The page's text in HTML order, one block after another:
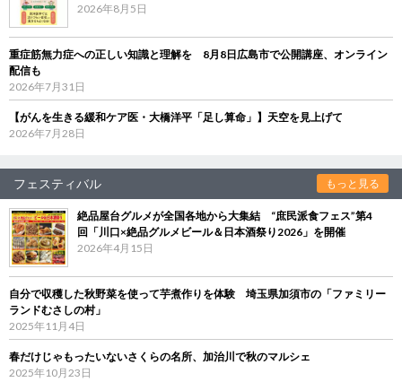
2026年8月5日
重症筋無力症への正しい知識と理解を 8月8日広島市で公開講座、オンライン
配信も
2026年7月31日
【がんを生きる緩和ケア医・大橋洋平「足し算命」】天空を見上げて
2026年7月28日
フェスティバル もっと見る
絶品屋台グルメが全国各地から大集結 “庶民派食フェス”第4
回「川口×絶品グルメビール＆日本酒祭り2026」を開催
2026年4月15日
自分で収穫した秋野菜を使って芋煮作りを体験 埼玉県加須市の「ファミリー
ランドむさしの村」
2025年11月4日
春だけじゃもったいないさくらの名所、加治川で秋のマルシェ
2025年10月23日